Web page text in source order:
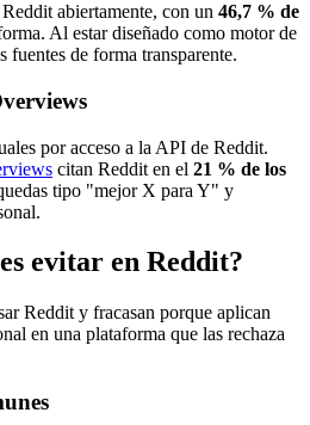
abiertamente, con un 46,7 % de
Al estar diseñado como motor de
fuentes de forma transparente.
por acceso a la API de Reddit.
citan Reddit en el 21 % de los
tipo "mejor X para Y" y
evitar en Reddit?
Reddit y fracasan porque aplican
en una plataforma que las rechaza